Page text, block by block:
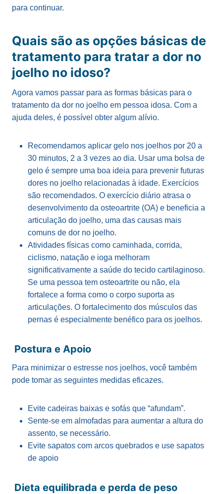
para continuar.
Quais são as opções básicas de
tratamento para tratar a dor no
joelho no idoso?
Agora vamos passar para as formas básicas para o
tratamento da dor no joelho em pessoa idosa. Com a
ajuda deles, é possível obter algum alívio.
Recomendamos aplicar gelo nos joelhos por 20 a
30 minutos, 2 a 3 vezes ao dia. Usar uma bolsa de
gelo é sempre uma boa ideia para prevenir futuras
dores no joelho relacionadas à idade. Exercícios
são recomendados. O exercício diário atrasa o
desenvolvimento da osteoartrite (OA) e beneficia a
articulação do joelho, uma das causas mais
comuns de dor no joelho.
Atividades físicas como caminhada, corrida,
ciclismo, natação e ioga melhoram
significativamente a saúde do tecido cartilaginoso.
Se uma pessoa tem osteoartrite ou não, ela
fortalece a forma como o corpo suporta as
articulações. O fortalecimento dos músculos das
pernas é especialmente benéfico para os joelhos.
Postura e Apoio
Para minimizar o estresse nos joelhos, você também
pode tomar as seguintes medidas eficazes.
Evite cadeiras baixas e sofás que “afundam”.
Sente-se em almofadas para aumentar a altura do
assento, se necessário.
Evite sapatos com arcos quebrados e use sapatos
de apoio
Dieta equilibrada e perda de peso